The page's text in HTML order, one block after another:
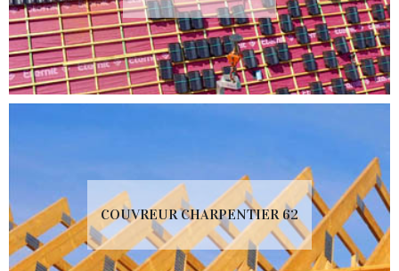
COUVREUR CHARPENTIER 62